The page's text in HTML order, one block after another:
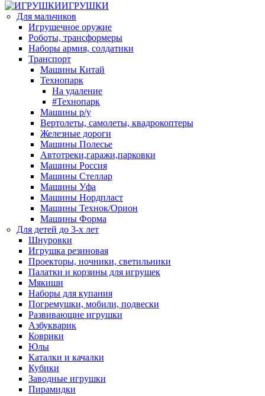
ИГРУШКИ
Для мальчиков
Игрушечное оружие
Роботы, трансформеры
Наборы армия, солдатики
Транспорт
Машины Китай
Технопарк
На удаление
#Технопарк
Машины р/у
Вертолеты, самолеты, квадрокоптеры
Железные дороги
Машины Полесье
Автотреки,гаражи,парковки
Машины Россия
Машины Стеллар
Машины Уфа
Машины Нордпласт
Машины Технок/Орион
Машины Форма
Для детей до 3-х лет
Шнуровки
Игрушка резиновая
Проекторы, ночники, светильники
Палатки и корзины для игрушек
Мякиши
Наборы для купания
Погремушки, мобили, подвески
Развивающие игрушки
Азбукварик
Коврики
Юлы
Каталки и качалки
Кубики
Заводные игрушки
Пирамидки